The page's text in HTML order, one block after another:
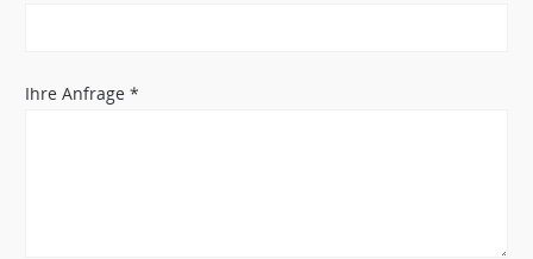
Ihre Anfrage *